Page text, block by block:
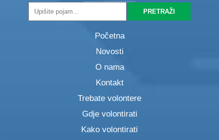
Početna
Novosti
O nama
Kontakt
Trebate volontere
Gdje volontirati
Kako volontirati